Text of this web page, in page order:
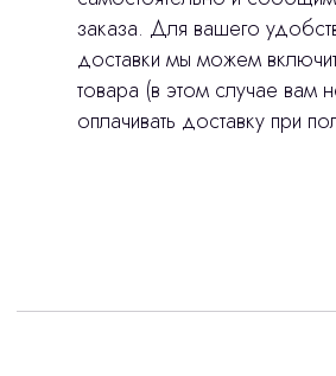
заказа. Для вашего
доставки мы можем
товара (в этом случае вам
оплачивать доставку при
конфиденциальности
Интересует